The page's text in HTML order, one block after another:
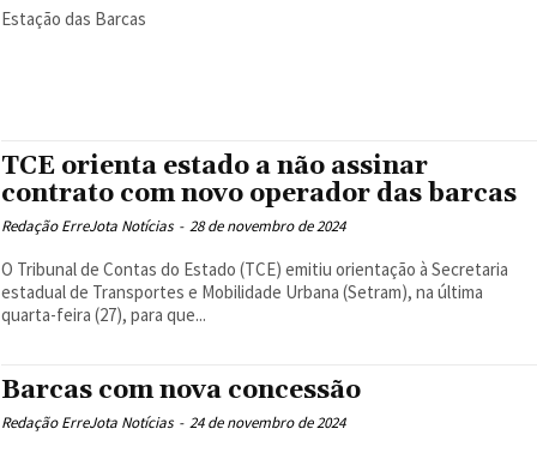
Estação das Barcas
TCE orienta estado a não assinar
contrato com novo operador das barcas
Redação ErreJota Notícias - 28 de novembro de 2024
O Tribunal de Contas do Estado (TCE) emitiu orientação à Secretaria
estadual de Transportes e Mobilidade Urbana (Setram), na última
quarta-feira (27), para que...
Barcas com nova concessão
Redação ErreJota Notícias - 24 de novembro de 2024